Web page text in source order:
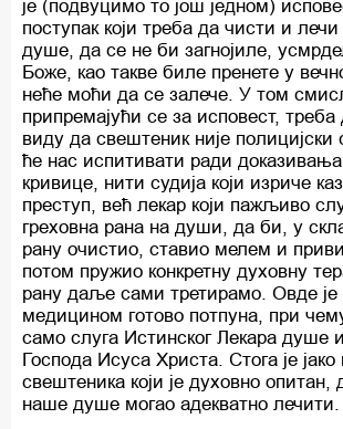
је (подвуцимо то још једном)
поступак који треба да чисти и
душе, да се не би загнојиле,
Боже, као такве биле пренете у
неће моћи да се залече. У том
припремајући се за исповест,
виду да свештеник није полицијски
ће нас испитивати ради доказивања
кривице, нити судија који изриче
преступ, већ лекар који пажљиво
греховна рана на души, да би, у
рану очистио, ставио мелем и
потом пружио конкретну духовну
рану даље сами третирамо. Овде је
медицином готово потпуна, при
само слуга Истинског Лекара душе
Господа Исуса Христа. Стога је
свештеника који је духовно опитан,
наше душе могао адекватно лечити.